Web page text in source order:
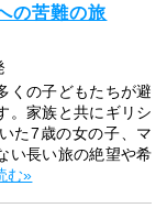
の苦難の旅
くの子どもたちが避
。家族と共にギリシ
た7歳の女の子、マ
い長い旅の絶望や希
む»